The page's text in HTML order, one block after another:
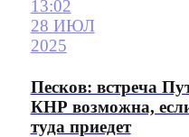
13:02
28 ИЮЛ
2025
Песков: встреча
КНР возможна,
туда приедет